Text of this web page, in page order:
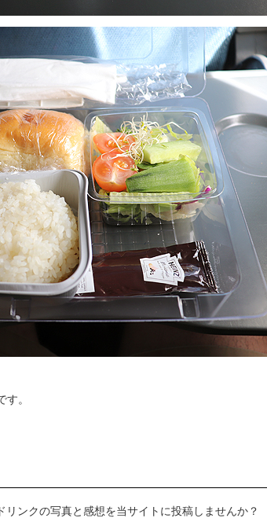
。
ンクの写真と感想を当サイトに投稿しませんか？